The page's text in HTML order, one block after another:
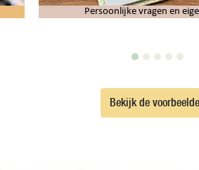
Persoonlijke vragen en
Bekijk de